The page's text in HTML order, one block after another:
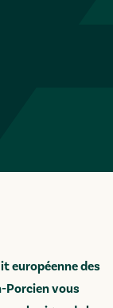
européenne des
Porcien vous